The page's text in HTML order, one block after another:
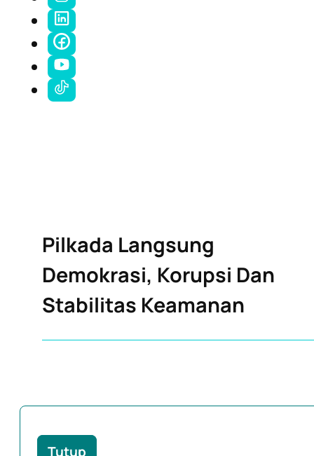
Pilkada Langsung
Demokrasi, Korupsi Dan
Stabilitas Keamanan
Tutup